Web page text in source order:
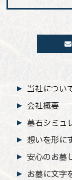
当社につい
会社概要
墓石シミュ
想いを形に
安心のお墓
お墓に文字